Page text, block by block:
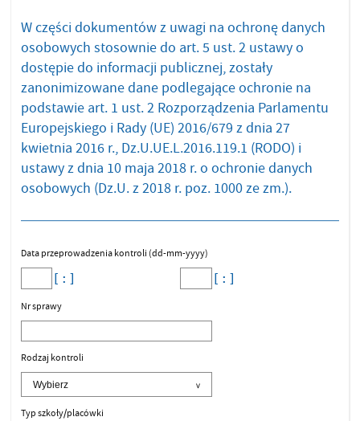
W części dokumentów z uwagi na ochronę danych
osobowych stosownie do art. 5 ust. 2 ustawy o
dostępie do informacji publicznej, zostały
zanonimizowane dane podlegające ochronie na
podstawie art. 1 ust. 2 Rozporządzenia Parlamentu
Europejskiego i Rady (UE) 2016/679 z dnia 27
kwietnia 2016 r., Dz.U.UE.L.2016.119.1 (RODO) i
ustawy z dnia 10 maja 2018 r. o ochronie danych
osobowych (Dz.U. z 2018 r. poz. 1000 ze zm.).
Data przeprowadzenia kontroli (dd-mm-yyyy)
Nr sprawy
Rodzaj kontroli
Typ szkoły/placówki